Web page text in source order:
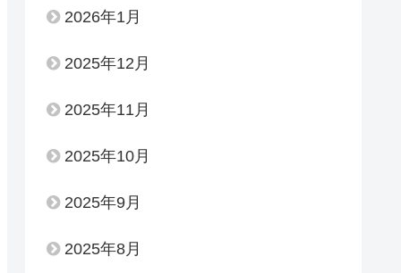
2026年1月
2025年12月
2025年11月
2025年10月
2025年9月
2025年8月